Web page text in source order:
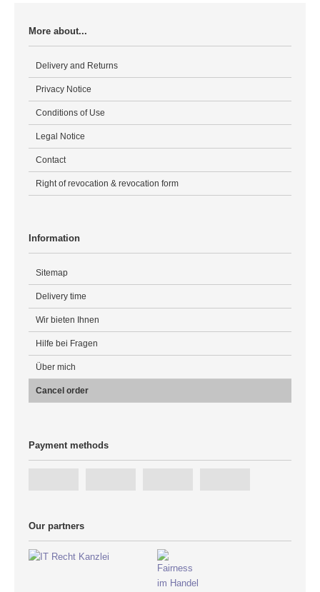
More about...
Delivery and Returns
Privacy Notice
Conditions of Use
Legal Notice
Contact
Right of revocation & revocation form
Information
Sitemap
Delivery time
Wir bieten Ihnen
Hilfe bei Fragen
Über mich
Cancel order
Payment methods
Our partners